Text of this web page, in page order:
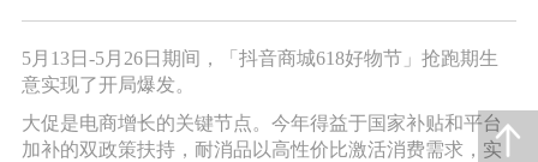
5月13日-5月26日期间，「抖音商城618好物节」抢跑期生
意实现了开局爆发。
大促是电商增长的关键节点。今年得益于国家补贴和平台
加补的双政策扶持，耐消品以高性价比激活消费需求，实